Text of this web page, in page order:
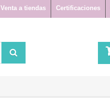
Certificaciones
Venta a tiendas